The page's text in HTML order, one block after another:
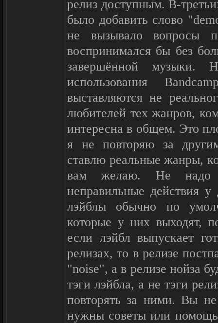
релиз доступным. В-
было добавить слово
не вызывало вопросы
воспринимался бы без
завершённой
использования
выставляются не
любителей тех жанров,
интересна в общем. Это
я не повторяю за
ставлю реальные жанры,
вам желаю. Не надо
неправильные действия
лэйблы обычно по
которые у них выходят,
если лэйбл выпускает
релизах, то в релизе
"noise", а в релизе нойза
тэги лэйбла, а не тэги
повторять за ними. Вы
нужны советы или